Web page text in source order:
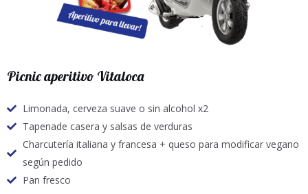
Picnic aperitivo Vitaloca
Limonada, cerveza suave o sin alcohol x2
Tapenade casera y salsas de verduras
Charcutería italiana y francesa + queso para modificar vegano
según pedido
Pan fresco